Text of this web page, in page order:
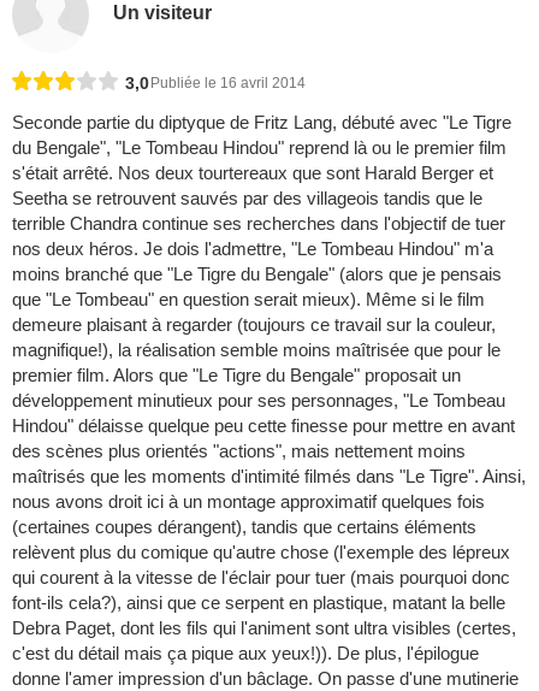
Un visiteur
3,0 Publiée le 16 avril 2014
Seconde partie du diptyque de Fritz Lang, débuté avec "Le Tigre
du Bengale", "Le Tombeau Hindou" reprend là ou le premier film
s'était arrêté. Nos deux tourtereaux que sont Harald Berger et
Seetha se retrouvent sauvés par des villageois tandis que le
terrible Chandra continue ses recherches dans l'objectif de tuer
nos deux héros. Je dois l'admettre, "Le Tombeau Hindou" m'a
moins branché que "Le Tigre du Bengale" (alors que je pensais
que "Le Tombeau" en question serait mieux). Même si le film
demeure plaisant à regarder (toujours ce travail sur la couleur,
magnifique!), la réalisation semble moins maîtrisée que pour le
premier film. Alors que "Le Tigre du Bengale" proposait un
développement minutieux pour ses personnages, "Le Tombeau
Hindou" délaisse quelque peu cette finesse pour mettre en avant
des scènes plus orientés "actions", mais nettement moins
maîtrisés que les moments d'intimité filmés dans "Le Tigre". Ainsi,
nous avons droit ici à un montage approximatif quelques fois
(certaines coupes dérangent), tandis que certains éléments
relèvent plus du comique qu'autre chose (l'exemple des lépreux
qui courent à la vitesse de l'éclair pour tuer (mais pourquoi donc
font-ils cela?), ainsi que ce serpent en plastique, matant la belle
Debra Paget, dont les fils qui l'animent sont ultra visibles (certes,
c'est du détail mais ça pique aux yeux!)). De plus, l'épilogue
donne l'amer impression d'un bâclage. On passe d'une mutinerie